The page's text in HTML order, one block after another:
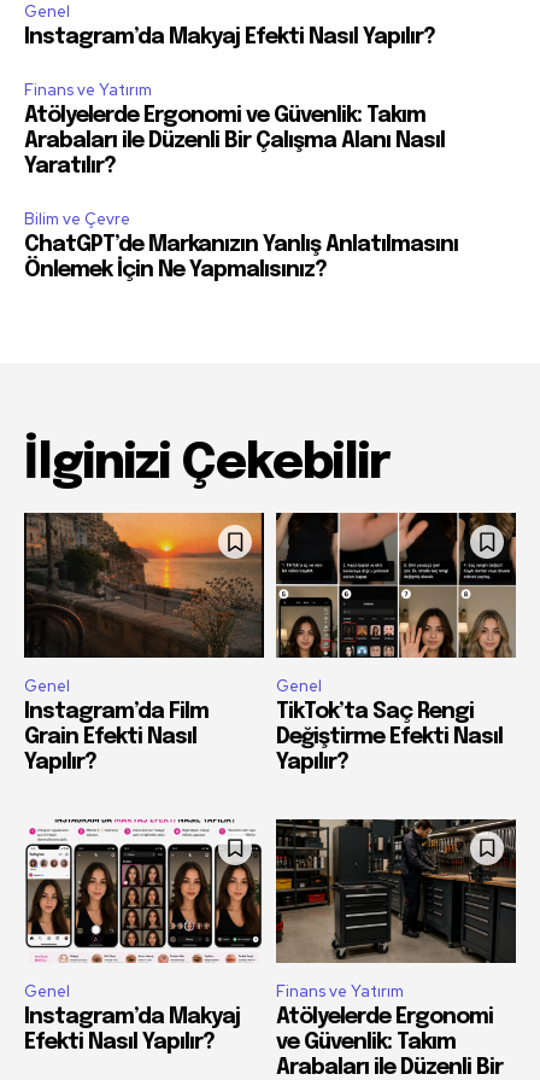
Genel
Instagram’da Makyaj Efekti Nasıl Yapılır?
Finans ve Yatırım
Atölyelerde Ergonomi ve Güvenlik: Takım
Arabaları ile Düzenli Bir Çalışma Alanı Nasıl
Yaratılır?
Bilim ve Çevre
ChatGPT’de Markanızın Yanlış Anlatılmasını
Önlemek İçin Ne Yapmalısınız?
İlginizi Çekebilir
Genel
Instagram’da Film
Grain Efekti Nasıl
Yapılır?
Genel
TikTok’ta Saç Rengi
Değiştirme Efekti Nasıl
Yapılır?
Genel
Instagram’da Makyaj
Efekti Nasıl Yapılır?
Finans ve Yatırım
Atölyelerde Ergonomi
ve Güvenlik: Takım
Arabaları ile Düzenli Bir